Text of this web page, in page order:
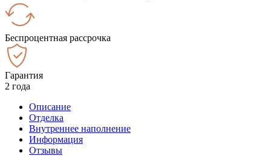
Беспроцентная рассрочка
Гарантия
2 года
Описание
Отделка
Внутреннее наполнение
Информация
Отзывы